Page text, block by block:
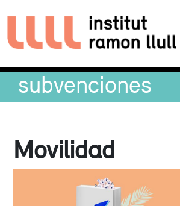
subvenciones
Movilidad